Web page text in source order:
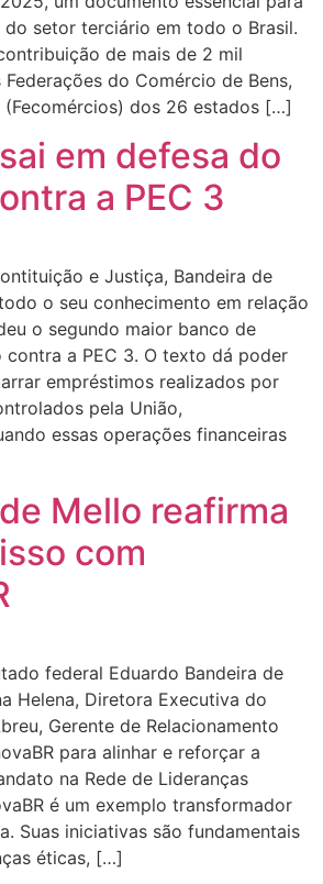
setor terciário em todo o Brasil.
de mais de 2 mil
do Comércio de Bens,
(Fecomércios) dos 26 estados […]
em defesa do
a PEC 3
e Justiça, Bandeira de
o seu conhecimento em relação
o segundo maior banco de
a PEC 3. O texto dá poder
empréstimos realizados por
pela União,
essas operações financeiras
Mello reafirma
com
federal Eduardo Bandeira de
Helena, Diretora Executiva do
Gerente de Relacionamento
para alinhar e reforçar a
na Rede de Lideranças
é um exemplo transformador
Suas iniciativas são fundamentais
éticas, […]